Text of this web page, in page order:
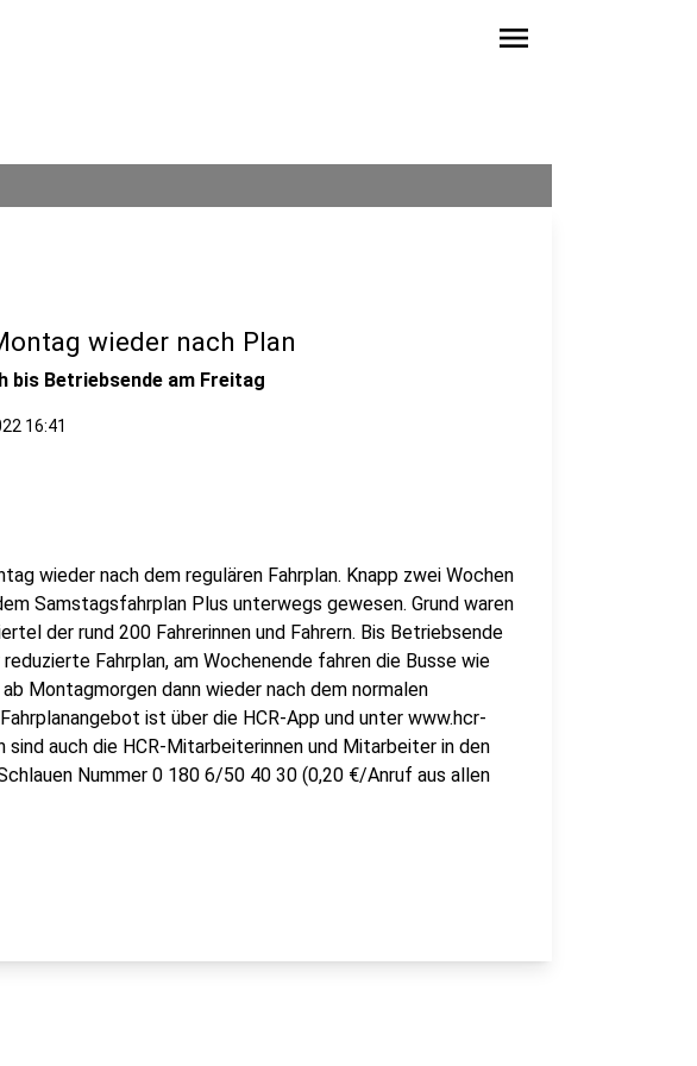
menu
wieder nach Plan
bis Betriebsende am Freitag
16:41
wieder nach dem regulären Fahrplan. Knapp zwei Wochen
Samstagsfahrplan Plus unterwegs gewesen. Grund waren
der rund 200 Fahrerinnen und Fahrern. Bis Betriebsende
Fahrplan, am Wochenende fahren die Busse wie
Montagmorgen dann wieder nach dem normalen
ist über die HCR-App und unter www.hcr-
sind auch die HCR-Mitarbeiterinnen und Mitarbeiter in den
Nummer 0 180 6/50 40 30 (0,20 €/Anruf aus allen